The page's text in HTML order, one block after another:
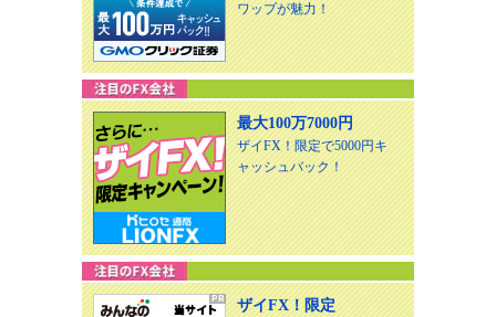
ワップが魅力！
最大100万7000円
ザイFX！限定で5000円キ
ャッシュバック！
ザイFX！限定